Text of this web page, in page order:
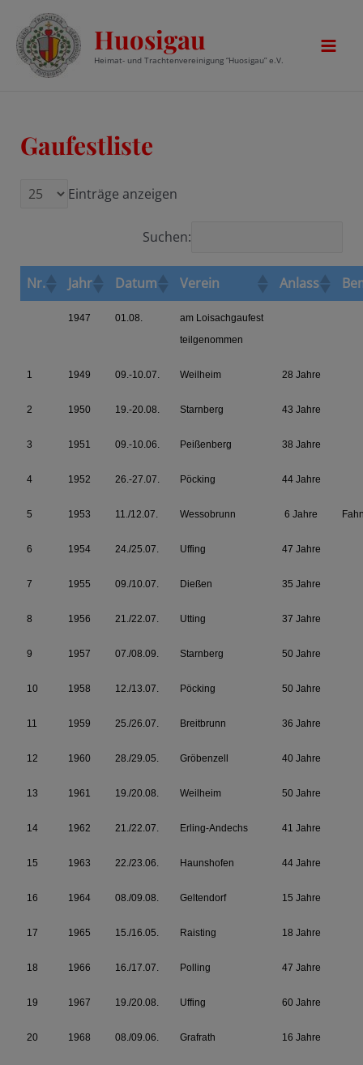
Inhalt
springen
Huosigau
Heimat- und Trachtenvereinigung “Huosigau” e.V.
Gaufestliste
Einträge anzeigen
Suchen:
Nr. Jahr Datum Verein Anlass
1947 01.08.
am Loisachgaufest
teilgenommen
1 1949 09.-10.07. Weilheim 28 Jahre
2 1950 19.-20.08. Starnberg 43 Jahre
3 1951 09.-10.06. Peißenberg 38 Jahre
4 1952 26.-27.07. Pöcking 44 Jahre
5 1953 11./12.07. Wessobrunn 6 Jahre
6 1954 24./25.07. Uffing 47 Jahre
7 1955 09./10.07. Dießen 35 Jahre
8 1956 21./22.07. Utting 37 Jahre
9 1957 07./08.09. Starnberg 50 Jahre
10 1958 12./13.07. Pöcking 50 Jahre
11 1959 25./26.07. Breitbrunn 36 Jahre
12 1960 28./29.05. Gröbenzell 40 Jahre
13 1961 19./20.08. Weilheim 50 Jahre
14 1962 21./22.07. Erling-Andechs 41 Jahre
15 1963 22./23.06. Haunshofen 44 Jahre
16 1964 08./09.08. Geltendorf 15 Jahre
17 1965 15./16.05. Raisting 18 Jahre
18 1966 16./17.07. Polling 47 Jahre
19 1967 19./20.08. Uffing 60 Jahre
20 1968 08./09.06. Grafrath 16 Jahre